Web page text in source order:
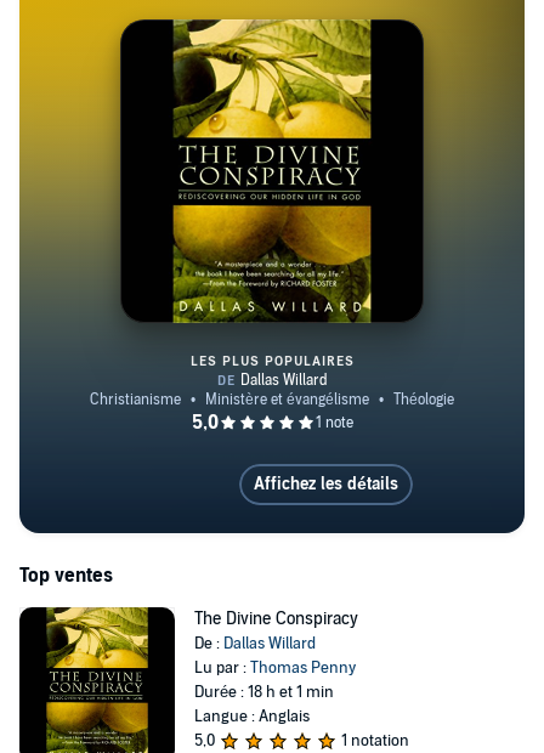
The Divine Conspiracy
LES PLUS POPULAIRES
Affichez les détails
Top ventes
The Divine Conspiracy
De : Dallas Willard
Lu par :Thomas Penny
Durée : 18 h et 1 min
Langue : Anglais
5,0
1 notation